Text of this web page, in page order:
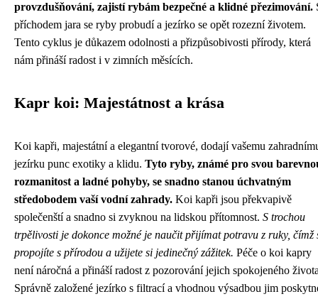
provzdušňování, zajistí rybám bezpečné a klidné přezimování.
příchodem jara se ryby probudí a jezírko se opět rozezní životem.
Tento cyklus je důkazem odolnosti a přizpůsobivosti přírody, která
nám přináší radost i v zimních měsících.
Kapr koi: Majestátnost a krása
Koi kapři, majestátní a elegantní tvorové, dodají vašemu
jezírku punc exotiky a klidu. Tyto ryby, známé pro svou
rozmanitost a ladné pohyby, se snadno stanou úchvatným
středobodem vaší vodní zahrady. Koi kapři jsou překvapivě
společenští a snadno si zvyknou na lidskou přítomnost. S trochou
trpělivosti je dokonce možné je naučit přijímat potravu z ruky, čímž
propojíte s přírodou a užijete si jedinečný zážitek. Péče o koi kapry
není náročná a přináší radost z pozorování jejich spokojeného
Správně založené jezírko s filtrací a vhodnou výsadbou jim